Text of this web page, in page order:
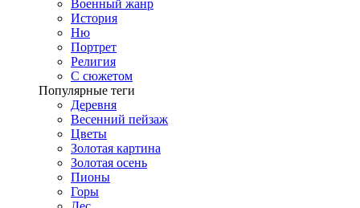
Военный жанр
История
Ню
Портрет
Религия
С сюжетом
Популярные теги
Деревня
Весенний пейзаж
Цветы
Золотая картина
Золотая осень
Пионы
Горы